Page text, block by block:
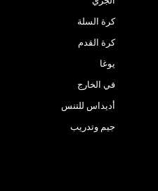
كرة السلة
كرة القدم
يوغا
في الخارج
أديداس للتنس
جيم وتدريب